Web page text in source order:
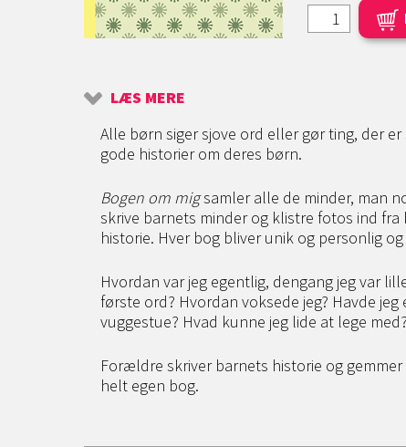
LÆS MERE
Alle børn siger sjove ord eller gør ting, der
gode historier om deres børn.
Bogen om migsamler alle de minder, man
skrive barnets minder og klistre fotos ind
historie. Hver bog bliver unik og personlig
Hvordan var jeg egentlig, dengang jeg var
første ord? Hvordan voksede jeg? Havde
vuggestue? Hvad kunne jeg lide at lege
Forældre skriver barnets historie og
helt egen bog.